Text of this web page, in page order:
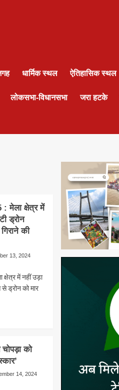
धार्मिक स्थल ऐतिहासिक स्थल
लोकसभा-विधानसभा जरा हटके
मेला क्षेत्र में
ड्रोन
की
13, 2024
में नहीं उड़ा
ड्रोन को मार
को
14, 2024